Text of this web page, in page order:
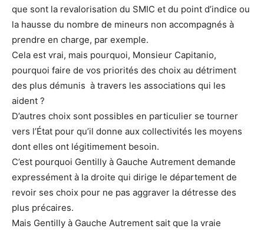
que sont la revalorisation du SMIC et du point d’indice ou
la hausse du nombre de mineurs non accompagnés à
prendre en charge, par exemple.
Cela est vrai, mais pourquoi, Monsieur Capitanio,
pourquoi faire de vos priorités des choix au détriment
des plus démunis à travers les associations qui les
aident ?
D’autres choix sont possibles en particulier se tourner
vers l’État pour qu’il donne aux collectivités les moyens
dont elles ont légitimement besoin.
C’est pourquoi Gentilly à Gauche Autrement demande
expressément à la droite qui dirige le département de
revoir ses choix pour ne pas aggraver la détresse des
plus précaires.
Mais Gentilly à Gauche Autrement sait que la vraie